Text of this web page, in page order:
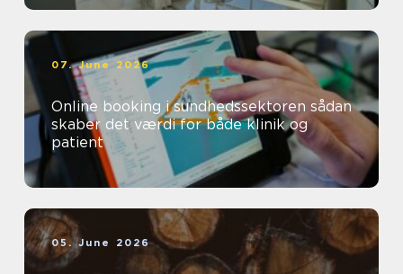
07. June 2026
Online booking i sundhedssektoren sådan
skaber det værdi for både klinik og
patient
05. June 2026